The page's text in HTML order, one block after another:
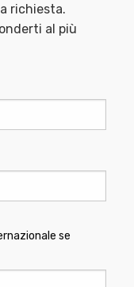
richiesta.
al più
se